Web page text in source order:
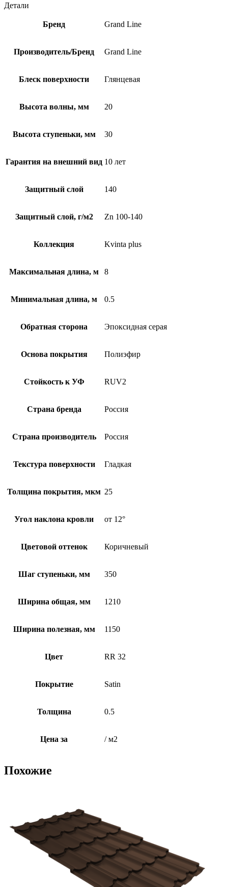
Детали
Бренд Grand Line
Производитель/Бренд Grand Line
Блеск поверхности Глянцевая
Высота волны, мм 20
Высота ступеньки, мм 30
Гарантия на внешний вид 10 лет
Защитный слой 140
Защитный слой, г/м2 Zn 100-140
Коллекция Kvinta plus
Максимальная длина, м 8
Минимальная длина, м 0.5
Обратная сторона Эпоксидная серая
Основа покрытия Полиэфир
Стойкость к УФ RUV2
Страна бренда Россия
Страна производитель Россия
Текстура поверхности Гладкая
Толщина покрытия, мкм 25
Угол наклона кровли от 12°
Цветовой оттенок Коричневый
Шаг ступеньки, мм 350
Ширина общая, мм 1210
Ширина полезная, мм 1150
Цвет RR 32
Покрытие Satin
Толщина 0.5
Цена за / м2
Похожие